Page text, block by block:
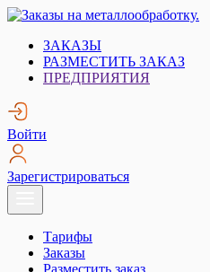
Skip
content
Заказы на металлообработку.
Металлообработка. Открытые
ЗАКАЗЫ
РАЗМЕСТИТЬ ЗАКАЗ
ПРЕДПРИЯТИЯ
Войти
Зарегистрироваться
Тарифы
Заказы
Разместить заказ